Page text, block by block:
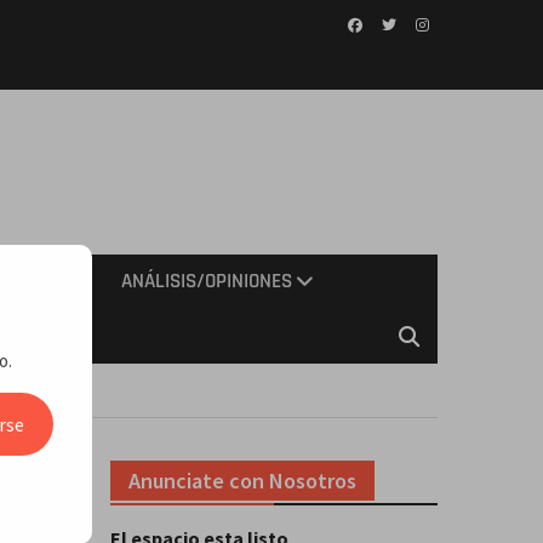
ANÁLISIS/OPINIONES
Anunciate con Nosotros
El espacio esta listo